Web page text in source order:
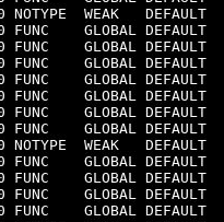
NOTYPE  WEAK   DEFAULT
FUNC    GLOBAL DEFAULT
FUNC    GLOBAL DEFAULT
FUNC    GLOBAL DEFAULT
FUNC    GLOBAL DEFAULT
FUNC    GLOBAL DEFAULT
FUNC    GLOBAL DEFAULT
FUNC    GLOBAL DEFAULT
NOTYPE  WEAK   DEFAULT
FUNC    GLOBAL DEFAULT
FUNC    GLOBAL DEFAULT
FUNC    GLOBAL DEFAULT
FUNC    GLOBAL DEFAULT